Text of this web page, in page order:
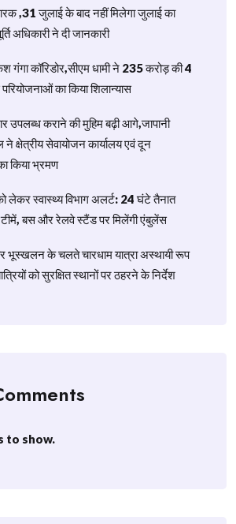
,31 जुलाई के बाद नहीं मिलेगा जुलाई का
अधिकारी ने दी जानकारी
गंगा कॉरिडोर,सीएम धामी ने 235 करोड़ की 4
का किया शिलान्यास
उपलब्ध कराने की मुहिम बढ़ी आगे,जापानी
ने क्षेत्रीय सेवायोजन कार्यालय एवं दून
किया भ्रमण
लेकर स्वास्थ्य विभाग अलर्ट: 24 घंटे तैनात
बस और रेलवे स्टैंड पर मिलेंगी एंबुलेंस
भूस्खलन के चलते चारधाम यात्रा अस्थायी रूप
को सुरक्षित स्थानों पर ठहरने के निर्देश
to show.